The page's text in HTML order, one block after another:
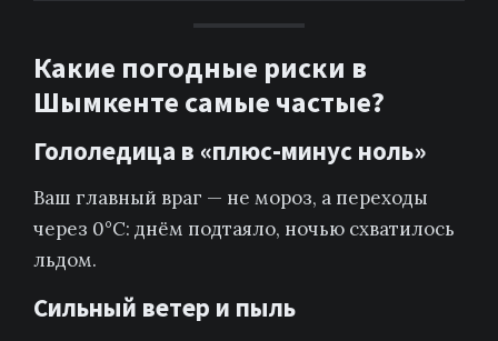
Какие погодные риски в
Шымкенте самые частые?
Гололедица в «плюс-минус ноль»
Ваш главный враг — не мороз, а переходы
через 0°C: днём подтаяло, ночью схватилось
льдом.
Сильный ветер и пыль